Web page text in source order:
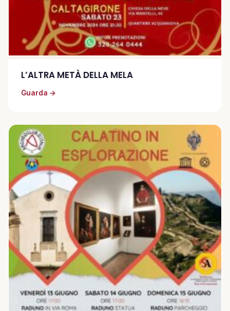
L’ALTRA METÀ DELLA MELA
Guarda →